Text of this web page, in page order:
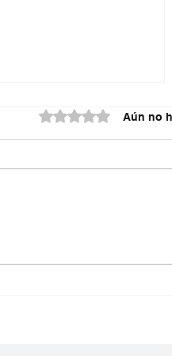
Obtuvo 0 de 5 estrellas.
Aún no